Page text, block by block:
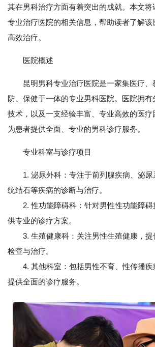
其在男科治疗方面有着突出的成就。本文
专业治疗医院的相关信息，帮助读者了解
高效治疗。
医院概述
昆明男科专业治疗医院是一家集医疗、
防、保健于一体的专业男科医院。医院拥有
技术，以及一支经验丰富、专业高效的医
为患者提供全面、专业的男科诊疗服务。
专业科室与诊疗项目
1. 泌尿外科：专注于前列腺疾病、泌
统结石等疾病的诊断与治疗。
2. 性功能障碍科：针对男性性功能障碍
供专业的诊疗方案。
3. 生殖健康科：关注男性生殖健康，提
检查与治疗。
4. 其他科室：包括男性不育、性传播疾
提供全面的诊疗服务。